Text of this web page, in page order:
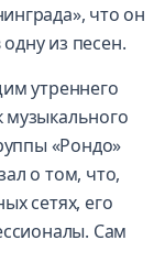
что он
из песен.
утреннего
музыкального
«Рондо»
о том, что,
сетях, его
Сам